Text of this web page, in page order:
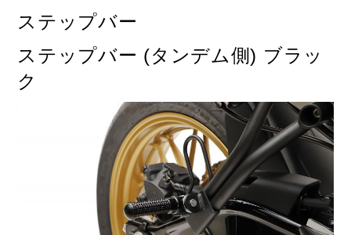
ステップバー
ステップバー (タンデム側) ブラッ
ク